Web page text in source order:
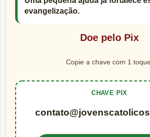
evangelização.
Doe pelo Pix
Copie a chave com 1
CHAVE PIX